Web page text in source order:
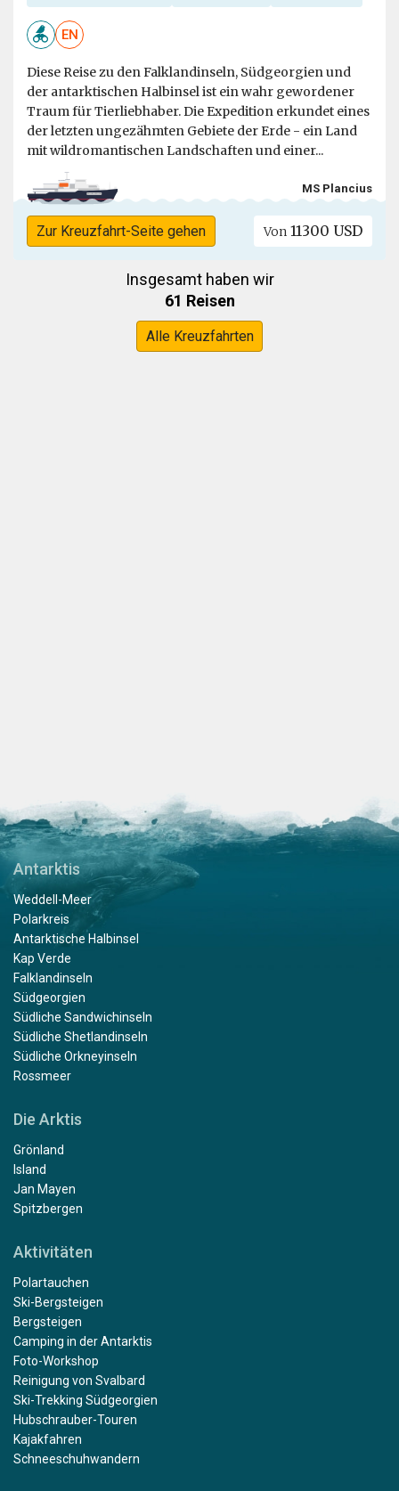
EN
Diese Reise zu den Falklandinseln, Südgeorgien und
der antarktischen Halbinsel ist ein wahr gewordener
Traum für Tierliebhaber. Die Expedition erkundet eines
der letzten ungezähmten Gebiete der Erde - ein Land
mit wildromantischen Landschaften und einer...
MS Plancius
Zur Kreuzfahrt-Seite gehen Von 11300 USD
Insgesamt haben wir
61 Reisen
Alle Kreuzfahrten
Antarktis
Weddell-Meer
Polarkreis
Antarktische Halbinsel
Kap Verde
Falklandinseln
Südgeorgien
Südliche Sandwichinseln
Südliche Shetlandinseln
Südliche Orkneyinseln
Rossmeer
Die Arktis
Grönland
Island
Jan Mayen
Spitzbergen
Aktivitäten
Polartauchen
Ski-Bergsteigen
Bergsteigen
Camping in der Antarktis
Foto-Workshop
Reinigung von Svalbard
Ski-Trekking Südgeorgien
Hubschrauber-Touren
Kajakfahren
Schneeschuhwandern